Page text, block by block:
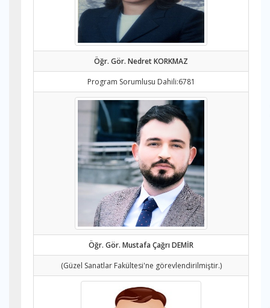
Öğr. Gör. Nedret KORKMAZ
Program Sorumlusu Dahili:6781
Öğr. Gör. Mustafa Çağrı DEMİR
(Güzel Sanatlar Fakültesi'ne görevlendirilmiştir.)